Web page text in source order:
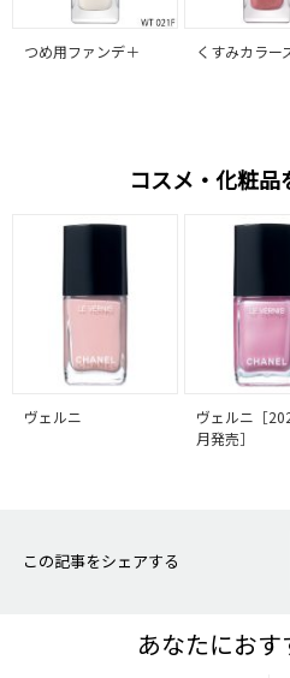
つめ用ファンデ＋ くすみカラー
コスメ・化粧品
ヴェルニ
ヴェルニ［
月発売］
この記事をシェアする
あなたにお